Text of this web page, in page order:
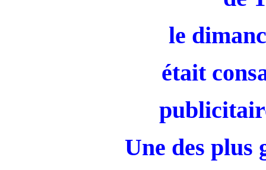
le
était
Une des plus